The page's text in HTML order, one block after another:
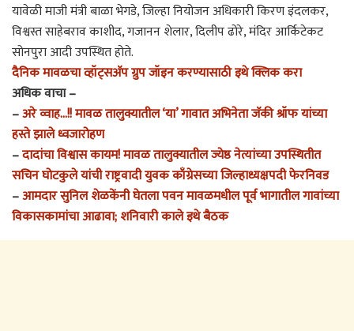
यावेळी माजी मंत्री बाळा भेगडे, जिल्हा नियोजन अधिकारी किरण इंदलकर,
विश्वस्त साहेबराव काशीद, गजानन शेलार, दिलीप ढोरे, मंदिर आर्किटेकट
सोनपुरा आदी उपस्थित होते.
दैनिक मावळचा व्हॉट्सअ‍ॅप ग्रुप जॉइन करण्यासाठी इथे क्लिक करा
अधिक वाचा –
–अरे व्वाह…!! मावळ तालुक्यातील ‘या’ गावात अभिनेता जॅकी श्रॉफ यांच्या
हस्ते झाले ध्वजारोहण
–दादांचा विश्वास कायम! मावळ तालुक्यातील ज्येष्ठ नेत्यांच्या उपस्थितीत
सचिन घोटकुले यांची राष्ट्रवादी युवक काँग्रेसच्या जिल्हाध्यक्षपदी फेरनिवड
–आमदार सुनिल शेळकेंनी घेतला पवन मावळमधील पूर्व भागातील गावांच्या
विकासकामांचा आढावा; शनिवारी काले इथे बैठक